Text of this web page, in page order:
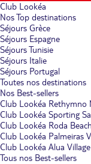
Club Lookéa
Nos Top destinations
Séjours Grèce
Séjours Espagne
Séjours Tunisie
Séjours Italie
Séjours Portugal
Toutes nos destinations
Nos Best-sellers
Club Lookéa Rethymno
Club Lookéa Sporting
Club Lookéa Roda Beach
Club Lookéa Palmeiras
Club Lookéa Alua Village
Tous nos Best-sellers